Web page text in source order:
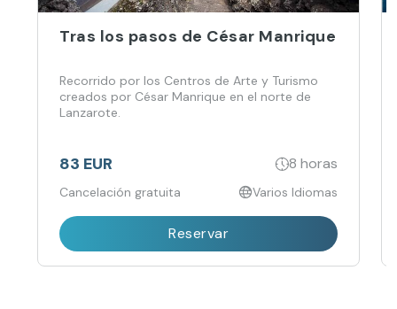
Tras los pasos de César Manrique
Recorrido por los Centros de Arte y Turismo
creados por César Manrique en el norte de
Lanzarote.
83 EUR 8 horas
Cancelación gratuita Varios Idiomas
Reservar